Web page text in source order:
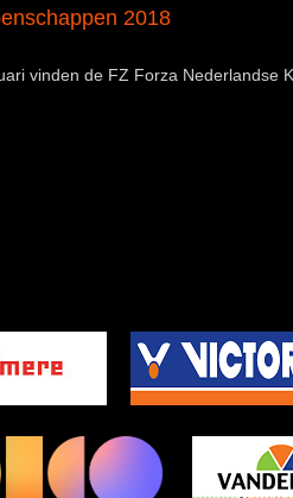
2018
vinden de FZ Forza Nederlandse